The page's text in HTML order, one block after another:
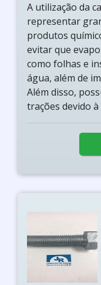
A utilização da
representar
produtos
evitar que
como folhas e
água, além de
Além disso,
trações devido